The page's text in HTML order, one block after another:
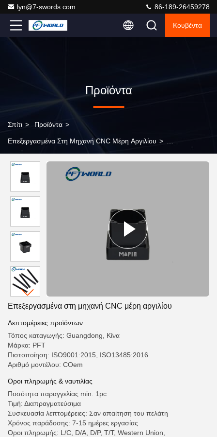
lyn@7-swords.com 86-189-26459278
Κουβέντα
Προϊόντα
Σπίτι > Προϊόντα >
Επεξεργασμένα Στη Μηχανή CNC Μέρη Αργιλίου >
Επεξεργασμένα στη μηχανή CNC μέρη αργιλίου
Λεπτομέρειες προϊόντων
Τόπος καταγωγής: Guangdong, Κίνα
Μάρκα: PFT
Πιστοποίηση: ISO9001:2015, ISO13485:2016
Αριθμό μοντέλου: COem
Όροι πληρωμής & ναυτιλίας
Ποσότητα παραγγελίας min: 1pc
Τιμή: Διαπραγματεύσιμα
Συσκευασία λεπτομέρειες: Σαν απαίτηση του πελάτη
Χρόνος παράδοσης: 7-15 ημέρες εργασίας
Όροι πληρωμής: L/C, D/A, D/P, T/T, Western Union,